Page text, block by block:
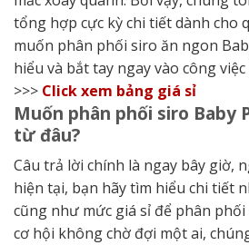
tổng hợp cực kỳ chi tiết dành cho
muốn phân phối siro ăn ngon
hiểu và bắt tay ngay vào công
>>> Click xem bảng giá sỉ
Muốn phân phối siro Baby
từ đâu?
Câu trả lời chính là ngay bây giờ,
hiện tại, bạn hãy tìm hiểu chi tiết
cũng như mức giá sỉ để phân phối
cơ hội không chờ đợi một ai,